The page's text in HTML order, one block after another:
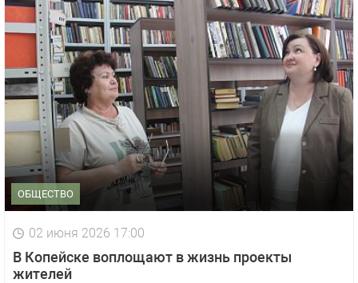
ОБЩЕСТВО
02 июня 2026 17:00
В Копейске воплощают в жизнь проекты
жителей